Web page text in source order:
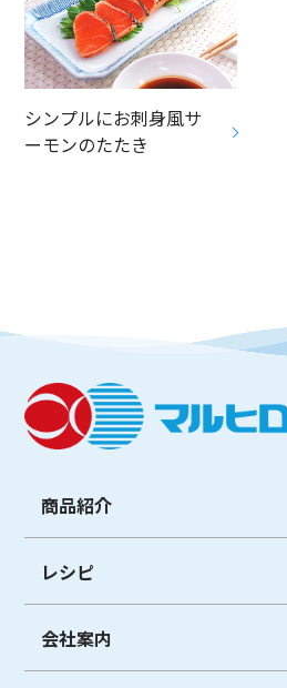
シンプルにお刺身風サ
ーモンのたたき
商品紹介
レシピ
会社案内